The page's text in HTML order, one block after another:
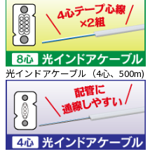
光インドアケーブル（4心、500m)